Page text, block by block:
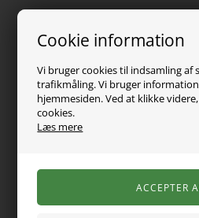
Cookie information
Vi bruger cookies til indsamling af
trafikmåling. Vi bruger
hjemmesiden. Ved at klikke
cookies.
Læs mere
189,00DKK
Vælg Størrelse